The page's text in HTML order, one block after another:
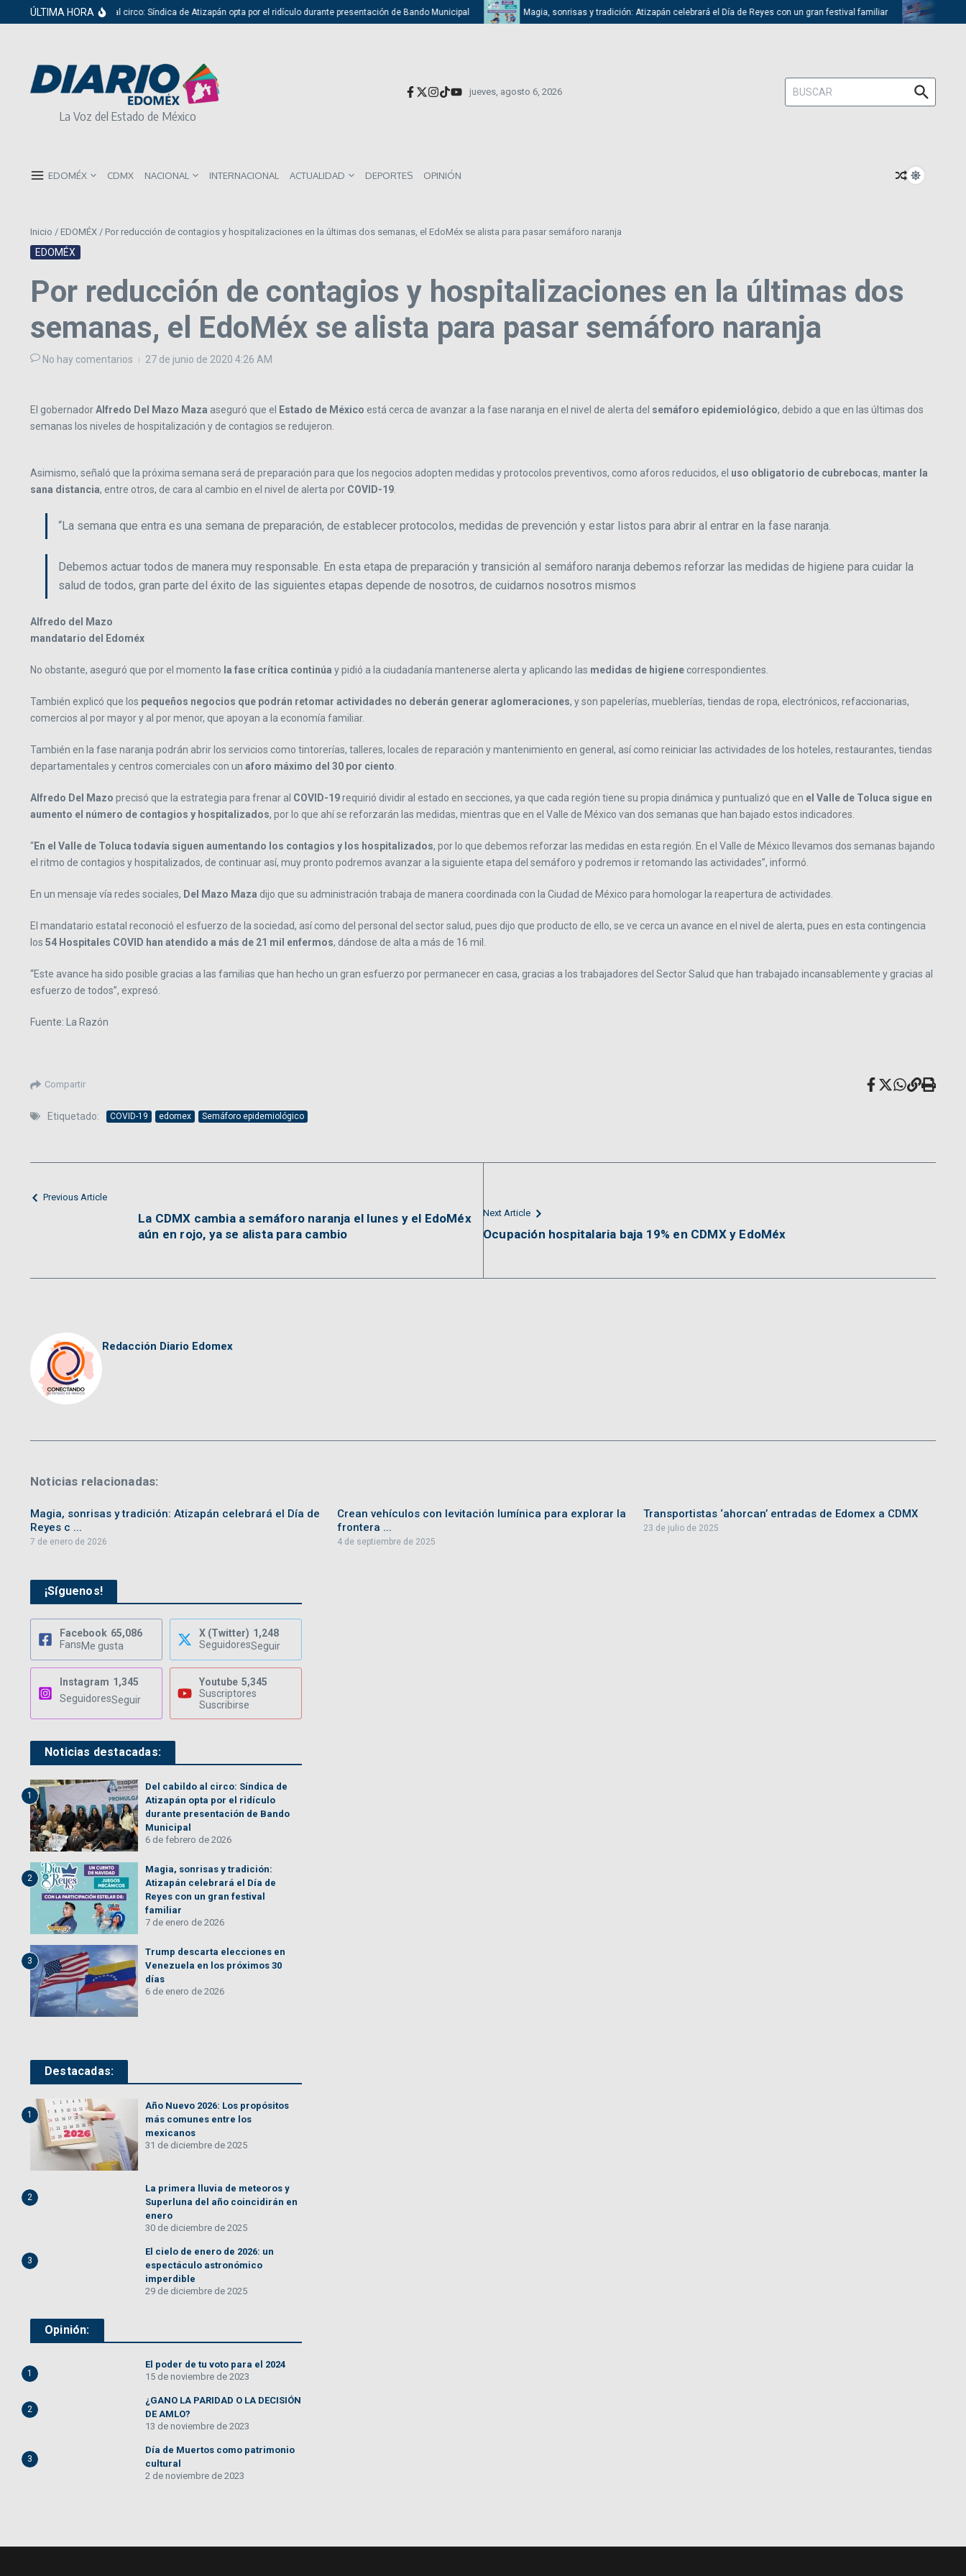
Saltar al contenido
ÚLTIMA HORA
Del cabildo al circo: Síndica de Atizapán opta por el ridículo durante presentación de Bando Municipal Magia, sonrisas y tradición: Atizapán celebrará el Día de Reyes con un gran festival familiar Trump
La Voz del Estado de México
jueves, agosto 6, 2026
Buscar:
EDOMÉX CDMX NACIONAL INTERNACIONAL ACTUALIDAD DEPORTES OPINIÓN
Inicio / EDOMÉX / Por reducción de contagios y hospitalizaciones en la últimas dos semanas, el EdoMéx se alista para pasar semáforo naranja
EDOMÉX
Por reducción de contagios y hospitalizaciones en la últimas dos
semanas, el EdoMéx se alista para pasar semáforo naranja
No hay comentarios 27 de junio de 2020 4:26 AM
El gobernadorAlfredo Del Mazo Maza aseguró que el Estado de México está cerca de avanzar a la fase naranja en el nivel de alerta del semáforo epidemiológico, debido a que en las últimas dos
semanas los niveles de hospitalización y de contagios se redujeron.
Asimismo, señaló que la próxima semana será de preparación para que los negocios adopten medidas y protocolos preventivos, como aforos reducidos, el uso obligatorio de cubrebocas, manter la
sana distancia, entre otros, de cara al cambio en el nivel de alerta por COVID-19.
“La semana que entra es una semana de preparación, de establecer protocolos, medidas de prevención y estar listos para abrir al entrar en la fase naranja.
Debemos actuar todos de manera muy responsable. En esta etapa de preparación y transición al semáforo naranja debemos reforzar las medidas de higiene para cuidar la
salud de todos, gran parte del éxito de las siguientes etapas depende de nosotros, de cuidarnos nosotros mismos
Alfredo del Mazo
​mandatario del Edoméx
No obstante, aseguró que por el momento la fase crítica continúa y pidió a la ciudadanía mantenerse alerta y aplicando las medidas de higiene correspondientes.
También explicó que los pequeños negocios que podrán retomar actividades no deberán generar aglomeraciones, y son papelerías, mueblerías, tiendas de ropa, electrónicos, refaccionarias,
comercios al por mayor y al por menor, que apoyan a la economía familiar.
También en la fase naranja podrán abrir los servicios como tintorerías, talleres, locales de reparación y mantenimiento en general, así como reiniciar las actividades de los hoteles, restaurantes, tiendas
departamentales y centros comerciales con un aforo máximo del 30 por ciento.
Alfredo Del Mazo precisó que la estrategia para frenar al COVID-19requirió dividir al estado en secciones, ya que cada región tiene su propia dinámica y puntualizó que en el Valle de Toluca sigue en
aumento el número de contagios y hospitalizados, por lo que ahí se reforzarán las medidas, mientras que en el Valle de México van dos semanas que han bajado estos indicadores.
“En el Valle de Toluca todavía siguen aumentando los contagios y los hospitalizados, por lo que debemos reforzar las medidas en esta región. En el Valle de México llevamos dos semanas bajando
el ritmo de contagios y hospitalizados, de continuar así, muy pronto podremos avanzar a la siguiente etapa del semáforo y podremos ir retomando las actividades”, informó.
En un mensaje vía redes sociales, Del Mazo Maza dijo que su administración trabaja de manera coordinada con la Ciudad de México para homologar la reapertura de actividades.
El mandatario estatal reconoció el esfuerzo de la sociedad, así como del personal del sector salud, pues dijo que producto de ello, se ve cerca un avance en el nivel de alerta, pues en esta contingencia
los 54 Hospitales COVID han atendido a más de 21 mil enfermos, dándose de alta a más de 16 mil.
“Este avance ha sido posible gracias a las familias que han hecho un gran esfuerzo por permanecer en casa, gracias a los trabajadores del Sector Salud que han trabajado incansablemente y gracias al
esfuerzo de todos”, expresó.
Fuente: La Razón
Compartir
Etiquetado: COVID-19 edomex Semáforo epidemiológico
Previous Article
La CDMX cambia a semáforo naranja el lunes y el EdoMéx
aún en rojo, ya se alista para cambio
Next Article
Ocupación hospitalaria baja 19% en CDMX y EdoMéx
Redacción Diario Edomex
Noticias relacionadas:
Magia, sonrisas y tradición: Atizapán celebrará el Día de
Reyes c ...
7 de enero de 2026
Crean vehículos con levitación lumínica para explorar la
frontera ...
4 de septiembre de 2025
Transportistas ‘ahorcan’ entradas de Edomex a CDMX
23 de julio de 2025
¡Síguenos!
Facebook 65,086
FansMe gusta
X (Twitter) 1,248
SeguidoresSeguir
Instagram 1,345
SeguidoresSeguir
Youtube 5,345
Suscriptores
Suscribirse
Noticias destacadas:
1
Del cabildo al circo: Síndica de
Atizapán opta por el ridículo
durante presentación de Bando
Municipal
6 de febrero de 2026
2
Magia, sonrisas y tradición:
Atizapán celebrará el Día de
Reyes con un gran festival
familiar
7 de enero de 2026
3
Trump descarta elecciones en
Venezuela en los próximos 30
días
6 de enero de 2026
Destacadas:
1
Año Nuevo 2026: Los propósitos
más comunes entre los
mexicanos
31 de diciembre de 2025
2
La primera lluvia de meteoros y
Superluna del año coincidirán en
enero
30 de diciembre de 2025
3
El cielo de enero de 2026: un
espectáculo astronómico
imperdible
29 de diciembre de 2025
Opinión:
1
El poder de tu voto para el 2024
15 de noviembre de 2023
2
¿GANO LA PARIDAD O LA DECISIÓN
DE AMLO?
13 de noviembre de 2023
3
Día de Muertos como patrimonio
cultural
2 de noviembre de 2023